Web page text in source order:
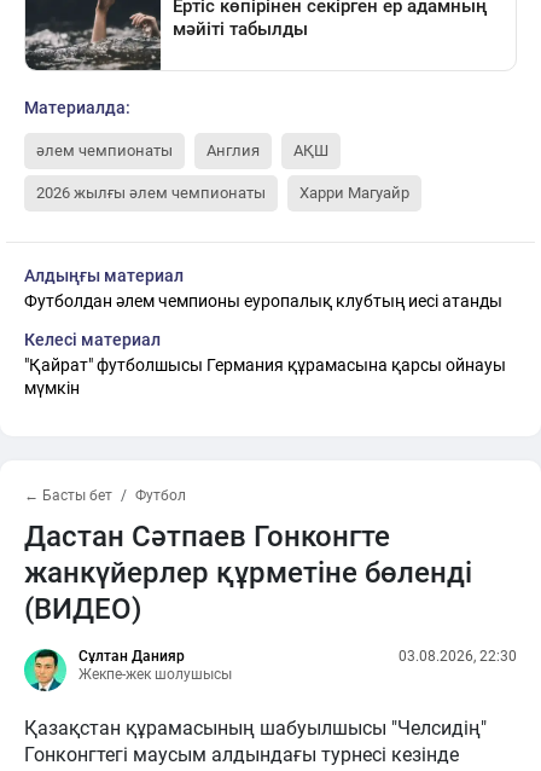
Материалда:
әлем чемпионаты Англия АҚШ
2026 жылғы әлем чемпионаты Харри Магуайр
Алдыңғы материал
Футболдан әлем чемпионы еуропалық клубтың иесі атанды
Келесі материал
"Қайрат" футболшысы Германия құрамасына қарсы ойнауы
мүмкін
← Басты бет Футбол
Дастан Сәтпаев Гонконгте
жанкүйерлер құрметіне бөленді
(ВИДЕО)
Сұлтан Данияр
Жекпе-жек шолушысы
03.08.2026, 22:30
Қазақстан құрамасының шабуылшысы "Челсидің"
Гонконгтегі маусым алдындағы турнесі кезінде